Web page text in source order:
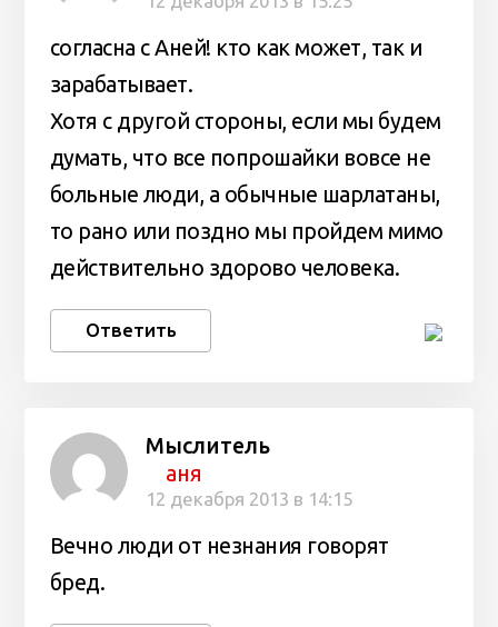
согласна с Аней! кто как может, так и
зарабатывает.
Хотя с другой стороны, если мы будем
думать, что все попрошайки вовсе не
больные люди, а обычные шарлатаны,
то рано или поздно мы пройдем мимо
действительно здорово человека.
Ответить
Мыслитель
аня
12 декабря 2013 в 14:15
Вечно люди от незнания говорят
бред.